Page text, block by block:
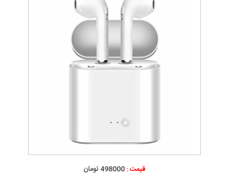
قیمت :498000 تومان